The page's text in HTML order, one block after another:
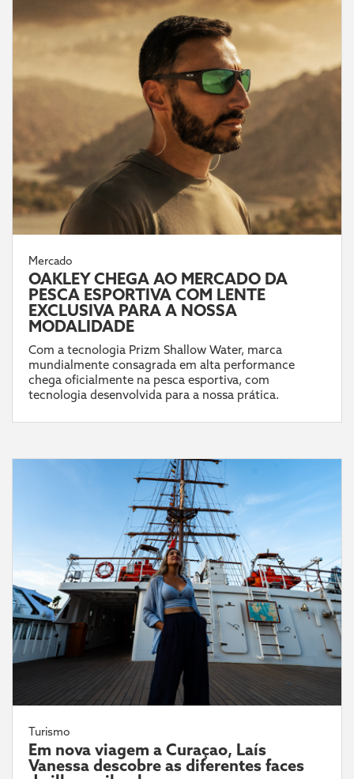
Mercado
OAKLEY CHEGA AO MERCADO DA
PESCA ESPORTIVA COM LENTE
EXCLUSIVA PARA A NOSSA
MODALIDADE
Com a tecnologia Prizm Shallow Water, marca
mundialmente consagrada em alta performance
chega oficialmente na pesca esportiva, com
tecnologia desenvolvida para a nossa prática.
Turismo
Em nova viagem a Curaçao, Laís
Vanessa descobre as diferentes faces